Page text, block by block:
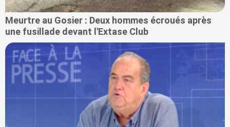
Meurtre au Gosier : Deux hommes écroués après
une fusillade devant l'Extase Club